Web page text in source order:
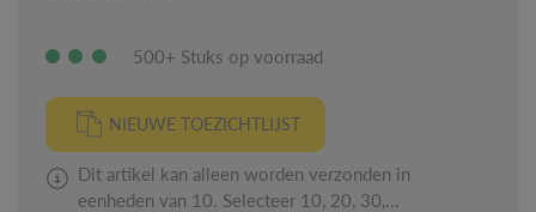
500+ Stuks op voorraad
NIEUWE TOEZICHTLIJST
Dit artikel kan alleen worden verzonden in
eenheden van 10. Selecteer 10, 20, 30,...